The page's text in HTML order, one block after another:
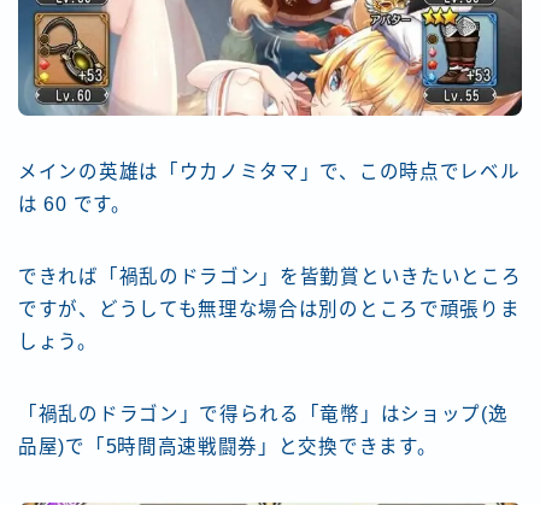
メインの英雄は「ウカノミタマ」で、この時点でレベル
は 60 です。
できれば「禍乱のドラゴン」を皆勤賞といきたいところ
ですが、どうしても無理な場合は別のところで頑張りま
しょう。
「禍乱のドラゴン」で得られる「竜幣」はショップ(逸
品屋)で「5時間高速戦闘券」と交換できます。